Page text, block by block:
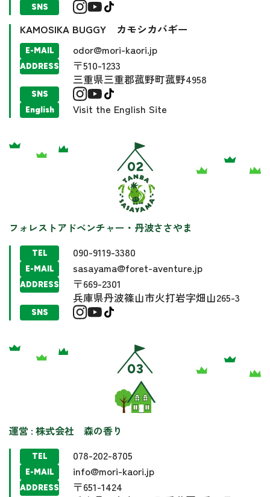
SNS
KAMOSIKA BUGGY カモシカバギー
E-MAIL odor@mori-kaori.jp
ADDRESS
〒510-1233
三重県三重郡菰野町菰野4958
SNS
English
Visit the English Site
フォレストアドベンチャー・丹波ささやま
TEL 090-9119-3380
E-MAIL sasayama@foret-aventure.jp
ADDRESS
〒669-2301
兵庫県丹波篠山市火打岩字畑山265-3
SNS
運営 : 株式会社 森の香り
TEL 078-202-8705
E-MAIL info@mori-kaori.jp
ADDRESS
〒651-1424